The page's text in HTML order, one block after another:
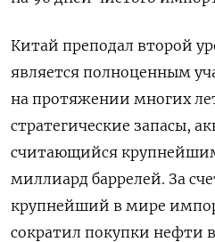
Китай преподал второй
является полноценным
на протяжении многих
стратегические запасы,
считающийся
миллиард баррелей. За
крупнейший в мире
сократил покупки нефти